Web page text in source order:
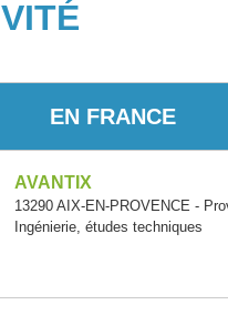
EN FRANCE
AVANTIX
13290 AIX-EN-PROVENCE -
Ingénierie, études techniques